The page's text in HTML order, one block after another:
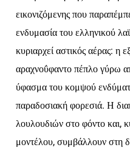
εικονιζόμενης που
ενδυμασία του ελληνικού
κυριαρχεί αστικός αέρας: η
αραχνοΰφαντο πέπλο γύρω
ύφασμα του κομψού
παραδοσιακή φορεσιά. Η
λουλουδιών στο φόντο και,
μοντέλου, συμβάλλουν στη